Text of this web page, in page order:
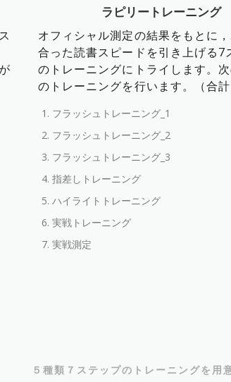
ラピリートレーニング
オフィシャル測定の結果をもとに
合った読書スピードを引き上げる7
のトレーニングにトライします。
のトレーニングを行います。（合計
フラッシュトレーニング_1
フラッシュトレーニング_2
フラッシュトレーニング_3
指差しトレーニング
ハイライトトレーニング
実戦トレーニング
実戦測定
５種類７ステップのトレーニングを用